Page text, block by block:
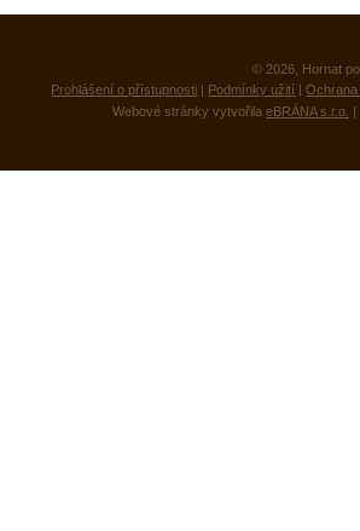
© 2026, Hornat
Prohlášení o přístupnosti | Podmínky užití |
Webové stránky vytvořila eBRÁNA s.r.o. |